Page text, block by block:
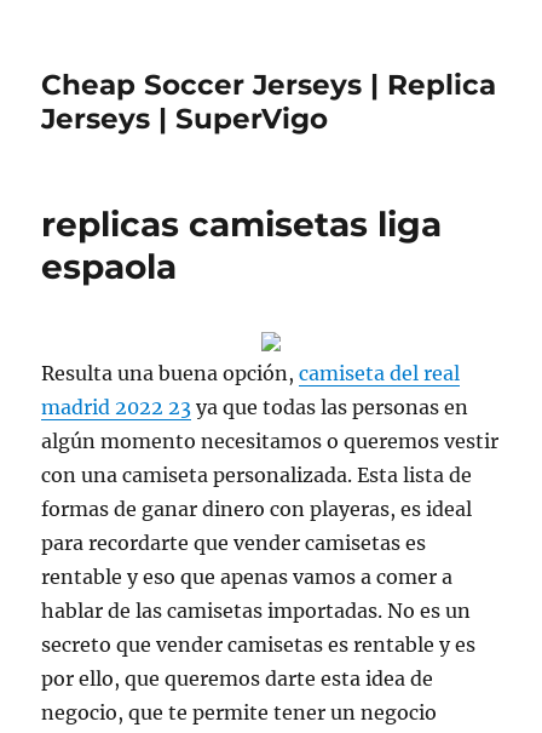
Cheap Soccer Jerseys | Replica
Jerseys | SuperVigo
replicas camisetas liga
espaola
Resulta una buena opción,camiseta del real
madrid 2022 23 ya que todas las personas en
algún momento necesitamos o queremos vestir
con una camiseta personalizada. Esta lista de
formas de ganar dinero con playeras, es ideal
para recordarte que vender camisetas es
rentable y eso que apenas vamos a comer a
hablar de las camisetas importadas. No es un
secreto que vender camisetas es rentable y es
por ello, que queremos darte esta idea de
negocio, que te permite tener un negocio